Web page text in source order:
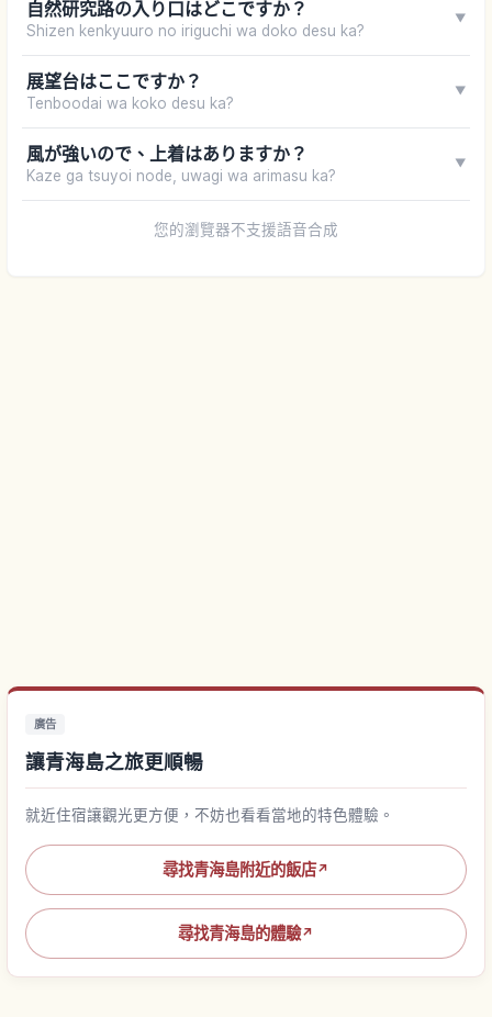
自然研究路の入り口はどこですか？
Shizen kenkyuuro no iriguchi wa doko desu ka?
▼
展望台はここですか？
Tenboodai wa koko desu ka?
▼
風が強いので、上着はありますか？
Kaze ga tsuyoi node, uwagi wa arimasu ka?
▼
您的瀏覽器不支援語音合成
廣告
讓青海島之旅更順暢
就近住宿讓觀光更方便，不妨也看看當地的特色體驗。
尋找青海島附近的飯店↗
尋找青海島的體驗↗